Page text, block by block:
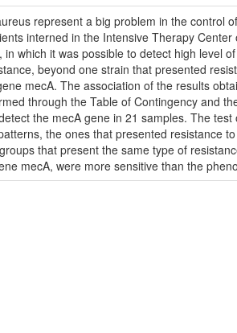
represent a big problem in the control
interned in the Intensive Therapy
which it was possible to detect high level
beyond one strain that presented
mecA. The association of the results
through the Table of Contingency and
the mecA gene in 21 samples. The
the ones that presented resistance
that present the same type of
mecA, were more sensitive than the